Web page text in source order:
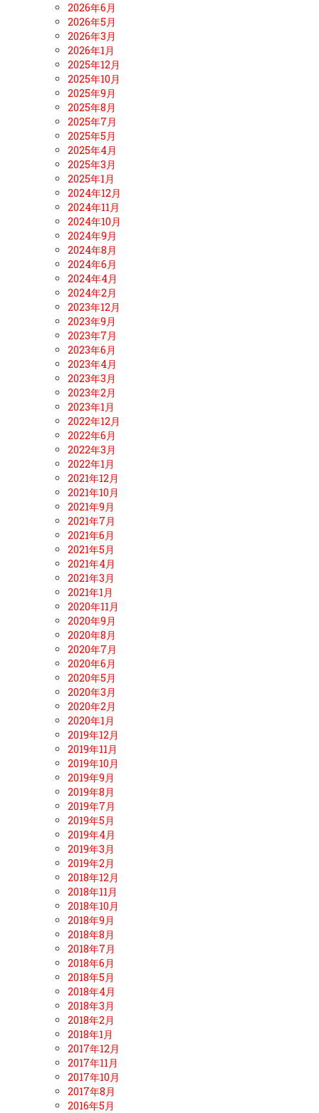
2026年6月
2026年5月
2026年3月
2026年1月
2025年12月
2025年10月
2025年9月
2025年8月
2025年7月
2025年5月
2025年4月
2025年3月
2025年1月
2024年12月
2024年11月
2024年10月
2024年9月
2024年8月
2024年6月
2024年4月
2024年2月
2023年12月
2023年9月
2023年7月
2023年6月
2023年4月
2023年3月
2023年2月
2023年1月
2022年12月
2022年6月
2022年3月
2022年1月
2021年12月
2021年10月
2021年9月
2021年7月
2021年6月
2021年5月
2021年4月
2021年3月
2021年1月
2020年11月
2020年9月
2020年8月
2020年7月
2020年6月
2020年5月
2020年3月
2020年2月
2020年1月
2019年12月
2019年11月
2019年10月
2019年9月
2019年8月
2019年7月
2019年5月
2019年4月
2019年3月
2019年2月
2018年12月
2018年11月
2018年10月
2018年9月
2018年8月
2018年7月
2018年6月
2018年5月
2018年4月
2018年3月
2018年2月
2018年1月
2017年12月
2017年11月
2017年10月
2017年8月
2016年5月